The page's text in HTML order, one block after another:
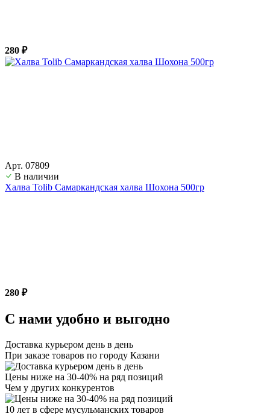
280 ₽
Арт. 07809
В наличии
Халва Tolib Самаркандская халва Шохона 500гр
280 ₽
С нами удобно и выгодно
Доставка курьером день в день
При заказе товаров по городу Казани
Цены ниже на 30-40% на ряд позиций
Чем у других конкурентов
10 лет в сфере мусульманских товаров